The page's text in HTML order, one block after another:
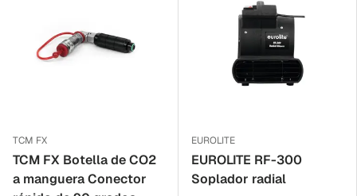
TCM FX
TCM FX Botella de CO2
a manguera Conector
EUROLITE
EUROLITE RF-300
Soplador radial